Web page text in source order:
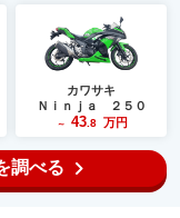
カワサキ
Ｎｉｎｊａ ２５０
～ 43.8 万円
調べる